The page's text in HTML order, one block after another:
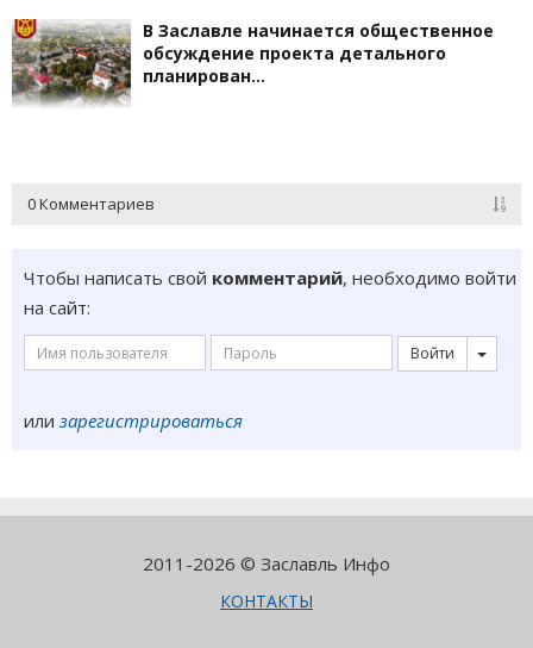
В Заславле начинается общественное
обсуждение проекта детального
планирован…
0 Комментариев
Чтобы написать свой комментарий, необходимо войти
на сайт:
Войти
или зарегистрироваться
2011-2026 © Заславль Инфо
КОНТАКТЫ